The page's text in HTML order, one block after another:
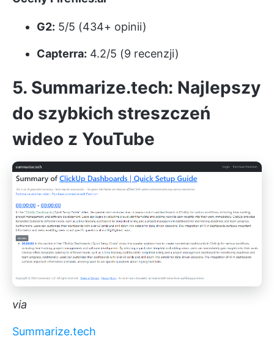
G2: 5/5 (434+ opinii)
Capterra: 4.2/5 (9 recenzji)
5. Summarize.tech: Najlepszy
do szybkich streszczeń
wideo z YouTube
via
Summarize.tech